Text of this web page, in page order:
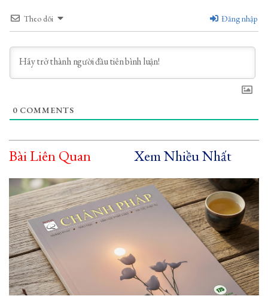
Theo dõi Đăng nhập
0 COMMENTS
Bài Liên Quan Xem Nhiều Nhất